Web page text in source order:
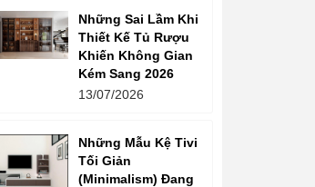
Những Sai Lầm Khi
Thiết Kế Tủ Rượu
Khiến Không Gian
Kém Sang 2026
13/07/2026
Những Mẫu Kệ Tivi
Tối Giản
(Minimalism) Đang